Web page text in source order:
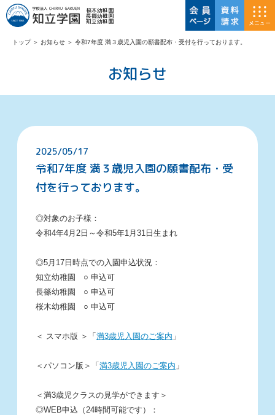
桜木幼稚園
長篠幼稚園
知立幼稚園 メニュー
トップ ＞ お知らせ ＞ 令和7年度 満３歳児入園の願書配布・受付を行っております。
お知らせ
2025/05/17
令和7年度 満３歳児入園の願書配布・受
付を行っております。
◎対象のお子様：
令和4年4月2日～令和5年1月31日生まれ
◎5月17日時点での入園申込状況：
知立幼稚園 ○ 申込可
長篠幼稚園 ○ 申込可
桜木幼稚園 ○ 申込可
＜ スマホ版 ＞「 満3歳児入園のご案内 」
＜パソコン版＞「 満3歳児入園のご案内 」
＜満3歳児クラスの見学ができます＞
◎WEB申込（24時間可能です）：